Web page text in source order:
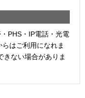
PHS・IP電話・光電
はご利用になれま
きない場合がありま